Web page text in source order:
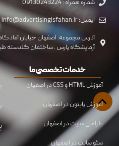
شماره همراه : 09130243224
ایمیل: info@advertisingisfahan.ir
آدرس مجموعه: اصفهان خیابان
آزمایشگاه پارس . ساختمان گلدسته
خدمات تخصصی ما
آموزش HTML و CSS در اصفهان
آموزش پایتون در اصفهان
طراحی سایت در اصفهان
سئو سایت در اصفهان